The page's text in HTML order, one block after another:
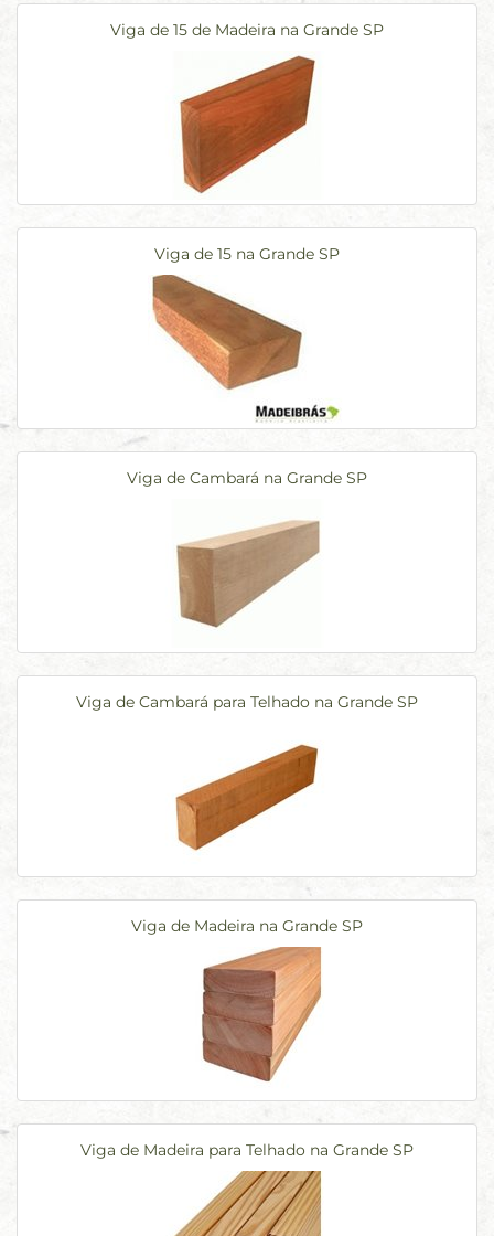
Viga de 15 de Madeira na Grande SP
Viga de 15 na Grande SP
Viga de Cambará na Grande SP
Viga de Cambará para Telhado na Grande SP
Viga de Madeira na Grande SP
Viga de Madeira para Telhado na Grande SP